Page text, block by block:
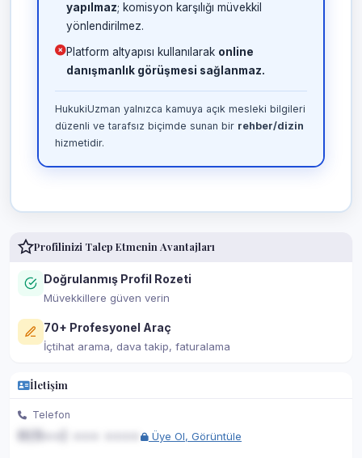
yapılmaz; komisyon karşılığı müvekkil
yönlendirilmez.
Platform altyapısı kullanılarak online
danışmanlık görüşmesi sağlanmaz.
HukukiUzman yalnızca kamuya açık mesleki bilgileri
düzenli ve tarafsız biçimde sunan bir rehber/dizin
hizmetidir.
Profilinizi Talep Etmenin Avantajları
Doğrulanmış Profil Rozeti
Müvekkillere güven verin
70+ Profesyonel Araç
İçtihat arama, dava takip, faturalama
İletişim
Telefon
Üye Ol, Görüntüle